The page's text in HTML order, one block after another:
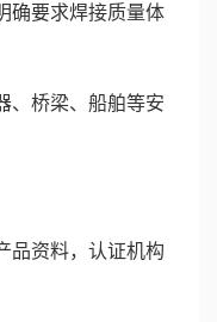
确要求焊接质量体
、桥梁、船舶等安
品资料，认证机构